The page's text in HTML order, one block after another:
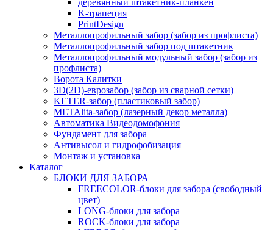
деревянный штакетник-планкен
K-трапеция
PrintDesign
Металлопрофильный забор (забор из профлиста)
Металлопрофильный забор под штакетник
Металлопрофильный модульный забор (забор из
профлиста)
Ворота Калитки
3D(2D)-еврозабор (забор из сварной сетки)
KETER-забор (пластиковый забор)
METAlita-забор (лaзерный декор металла)
Автоматика Видеодомофония
Фундамент для забора
Антивысол и гидрофобизация
Монтаж и установка
Каталог
БЛОКИ ДЛЯ ЗАБОРА
FREECOLOR-блоки для забора (свободный
цвет)
LONG-блоки для забора
ROCK-блоки для забора